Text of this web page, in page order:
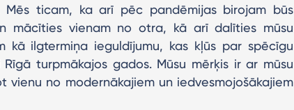
Mēs ticam, ka arī pēc pandēmijas birojam būs
mācīties vienam no otra, kā arī dalīties mūsu
kā ilgtermiņa ieguldījumu, kas kļūs par spēcīgu
turpmākajos gados. Mūsu mērķis ir ar mūsu
vienu no modernākajiem un iedvesmojošākajiem